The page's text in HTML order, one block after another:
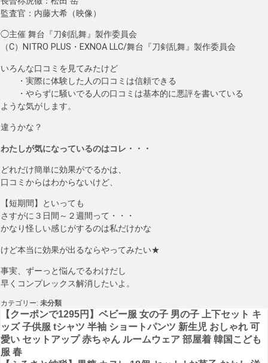
監査官：内藤大希（映像）
◯主催 舞台『刀剣乱舞』製作委員会
（C）NITRO PLUS・EXNOA LLC/舞台『刀剣乱舞』製作委員会
いろんな口コミを見てみたけど
・実際に体験した人の口コミは信頼できる
・やらずに騒いでる人の口コミは基本的に悪評を書いている
ような気がします。
違うかな？
わたしが気になっているのはコレ・・・
どれだけ簡単に効果がでるかは、
口コミからはわからないけど、
【短期間】といっても
さすがに３日間～２週間って・・・
かなり怪しい感じがするのは私だけかな
けど本当に効果が出るならやってみたい★
事実、ずーっと悩んでるわけだし
早くコンプレックス解消したいよ。
カテゴリー: 未分類
投
稿
ナ
【クーポンで1295円】ベビー服 女の子 男の子 上下セット キ
ッズ 子供服 tシャツ 半袖 ショートパンツ 新生児 おしゃれ 可
愛い セットアップ 赤ちゃん ルームウェア 部屋着 韓国こども
服 春